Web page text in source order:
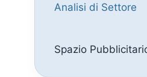
Analisi di Settore
Spazio